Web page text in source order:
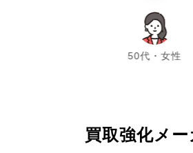
50代・女性
chevron_left chevron_right
買取強化メー